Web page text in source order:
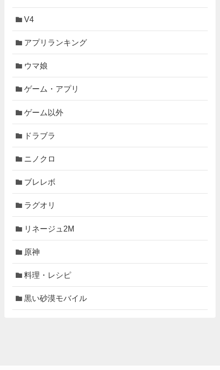
V4
アプリランキング
ウマ娘
ゲーム・アプリ
ゲーム以外
ドラブラ
ニノクロ
ブレレボ
ラグオリ
リネージュ2M
原神
料理・レシピ
黒い砂漠モバイル